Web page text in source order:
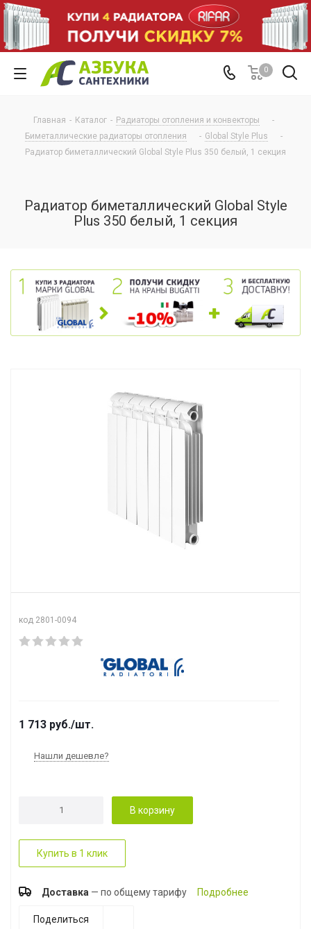
0
Главная - Каталог - Радиаторы отопления и конвекторы
-
Биметаллические радиаторы отопления
- Global Style Plus
-
Радиатор биметаллический Global Style Plus 350 белый, 1 секция
Радиатор биметаллический Global Style
Plus 350 белый, 1 секция
код 2801-0094
1 713 руб./шт.
Нашли дешевле?
В корзину
Купить в 1 клик
Доставка — по общему тарифу Подробнее
Поделиться